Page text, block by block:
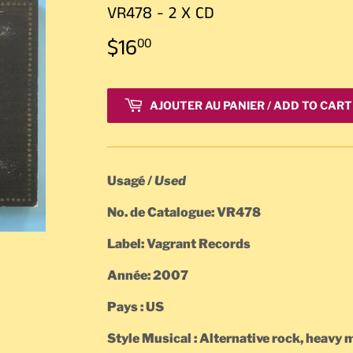
VR478 - 2 X CD
$1600
AJOUTER AU PANIER / ADD TO CART
Usagé /Used
No. de Catalogue: VR478
Label: Vagrant Records
Année: 2007
Pays : US
Style Musical : Alternative rock, heavy